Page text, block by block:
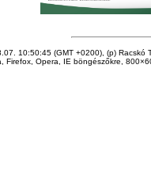
10:50:45 (GMT +0200), (p) Racskó
Firefox, Opera, IE böngészőkre,